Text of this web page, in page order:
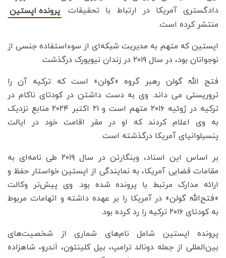
دادگستری آمریکا در ارتباط با تحقیقات
پرونده اپستین
منتشر کرده است.
اپستین که متهم به مدیریت شبکه‌ای از سوءاستفاده جنسی از
نوجوانان بود، در سال ۲۰۱۹ در زندان نیویورک درگذشت.
فتح الله گولن رهبر گروه «گولن» است که ترکیه آن را
تروریستی می داند. وی به دست داشتن در کودتای ناکام در
ترکیه در ژوئیه ۲۰۱۶ متهم است و ۲۱ اکتبر ۲۰۲۴ منابع نزدیک
به وی اعلام کردند که او در مقر اقامت خود در ایالت
پنسیلوانیای آمریکا درگذشته است.
بر اساس این اسناد، وینگارتن در سال ۲۰۱۹ طی نامه‌ای به
مقامات قضایی آمریکا، به نمایندگی از اپستین خواستار حفظ و
ارائه مدارک مرتبط با پرونده شده بود. وی پیش‌تر وکالت
«فتح‌الله گولن» در آمریکا را بر عهده داشته و اتهامات مربوط
به کودتای ۲۰۱۶ ترکیه را رد کرده بود.
پرونده اپستین شامل نام‌های شماری از شخصیت‌های
بین‌المللی از جمله دونالد ترامپ، بیل کلینتون، اَندرو، شاهزاده